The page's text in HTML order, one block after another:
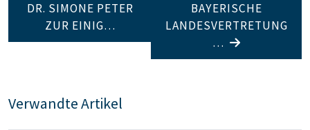
DR. SIMONE PETER
ZUR EINIG…
BAYERISCHE
LANDESVERTRETUNG
…
Verwandte Artikel